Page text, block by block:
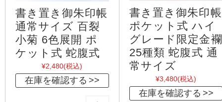
書き置き御朱印帳
通常サイズ 百裂
小菊 6色展開 ポ
ケット式 蛇腹式
¥2,480(税込)
在庫を確認する
書き置き御朱印帳
ポケット式 ハイ
グレード限定金襴
25種類 蛇腹式 通
常サイズ
¥3,480(税込)
在庫を確認する